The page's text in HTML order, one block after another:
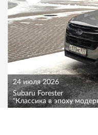
24 июля 2026
Subaru Forester
"Классика в эпоху